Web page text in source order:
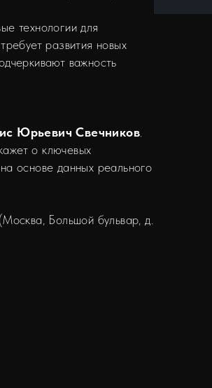
технологии для
развития новых
важность
Юрьевич Свечников
о ключевых
основе данных реального
Большой бульвар, д.